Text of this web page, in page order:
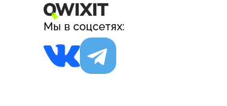
Мы в соцсетях: